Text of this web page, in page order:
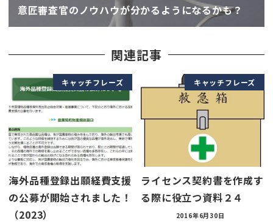
意匠審査官のノウハウが分かるようになるかも？
関連記事
キャッチフレーズ
海外品種登録出願経費支援
の公募が開始されました！
（2023）
キャッチフレーズ
ライセンス契約書を作成す
る際に役立つ資料２４
2016年6月30日